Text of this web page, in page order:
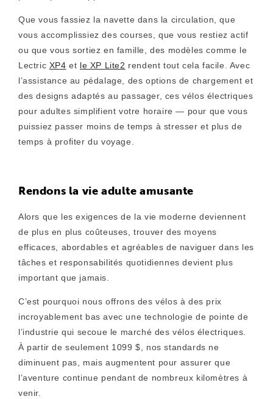
Que vous fassiez la navette dans la circulation, que
vous accomplissiez des courses, que vous restiez actif
ou que vous sortiez en famille, des modèles comme le
Lectric XP4 et le XP Lite2 rendent tout cela facile. Avec
l’assistance au pédalage, des options de chargement et
des designs adaptés au passager, ces vélos électriques
pour adultes simplifient votre horaire — pour que vous
puissiez passer moins de temps à stresser et plus de
temps à profiter du voyage.
Rendons la vie adulte amusante
Alors que les exigences de la vie moderne deviennent
de plus en plus coûteuses, trouver des moyens
efficaces, abordables et agréables de naviguer dans les
tâches et responsabilités quotidiennes devient plus
important que jamais.
C’est pourquoi nous offrons des vélos à des prix
incroyablement bas avec une technologie de pointe de
l’industrie qui secoue le marché des vélos électriques.
À partir de seulement 1099 $, nos standards ne
diminuent pas, mais augmentent pour assurer que
l’aventure continue pendant de nombreux kilomètres à
venir.